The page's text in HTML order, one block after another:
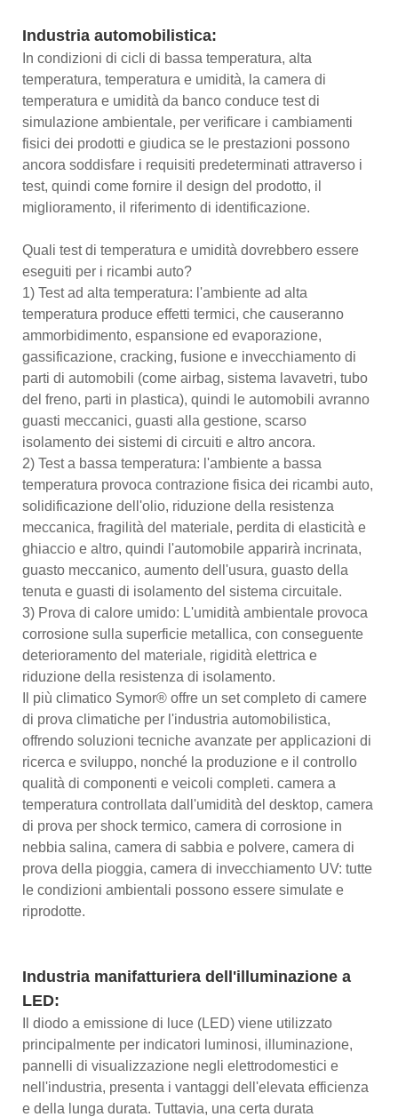
Industria automobilistica:
In condizioni di cicli di bassa temperatura, alta
temperatura, temperatura e umidità, la camera di
temperatura e umidità da banco conduce test di
simulazione ambientale, per verificare i cambiamenti
fisici dei prodotti e giudica se le prestazioni possono
ancora soddisfare i requisiti predeterminati attraverso i
test, quindi come fornire il design del prodotto, il
miglioramento, il riferimento di identificazione.
Quali test di temperatura e umidità dovrebbero essere
eseguiti per i ricambi auto?
1) Test ad alta temperatura: l'ambiente ad alta
temperatura produce effetti termici, che causeranno
ammorbidimento, espansione ed evaporazione,
gassificazione, cracking, fusione e invecchiamento di
parti di automobili (come airbag, sistema lavavetri, tubo
del freno, parti in plastica), quindi le automobili avranno
guasti meccanici, guasti alla gestione, scarso
isolamento dei sistemi di circuiti e altro ancora.
2) Test a bassa temperatura: l'ambiente a bassa
temperatura provoca contrazione fisica dei ricambi auto,
solidificazione dell'olio, riduzione della resistenza
meccanica, fragilità del materiale, perdita di elasticità e
ghiaccio e altro, quindi l'automobile apparirà incrinata,
guasto meccanico, aumento dell'usura, guasto della
tenuta e guasti di isolamento del sistema circuitale.
3) Prova di calore umido: L'umidità ambientale provoca
corrosione sulla superficie metallica, con conseguente
deterioramento del materiale, rigidità elettrica e
riduzione della resistenza di isolamento.
Il più climatico Symor® offre un set completo di camere
di prova climatiche per l'industria automobilistica,
offrendo soluzioni tecniche avanzate per applicazioni di
ricerca e sviluppo, nonché la produzione e il controllo
qualità di componenti e veicoli completi. camera a
temperatura controllata dall'umidità del desktop, camera
di prova per shock termico, camera di corrosione in
nebbia salina, camera di sabbia e polvere, camera di
prova della pioggia, camera di invecchiamento UV: tutte
le condizioni ambientali possono essere simulate e
riprodotte.
Industria manifatturiera dell'illuminazione a
LED:
Il diodo a emissione di luce (LED) viene utilizzato
principalmente per indicatori luminosi, illuminazione,
pannelli di visualizzazione negli elettrodomestici e
nell'industria, presenta i vantaggi dell'elevata efficienza
e della lunga durata. Tuttavia, una certa durata